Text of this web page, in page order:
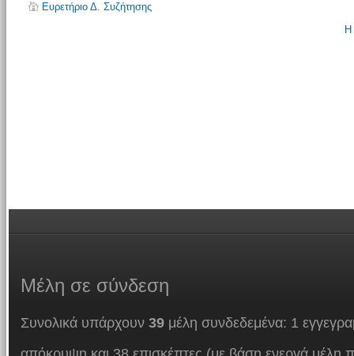
Ευρετήριο Δ. Συζήτησης
Η
Μέλη σε σύνδεση
Συνολικά υπάρχουν 39μέλη συνδεδεμένα: 1